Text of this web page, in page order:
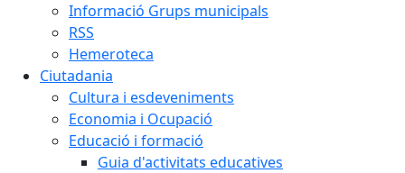
Informació Grups municipals
RSS
Hemeroteca
Ciutadania
Cultura i esdeveniments
Economia i Ocupació
Educació i formació
Guia d'activitats educatives